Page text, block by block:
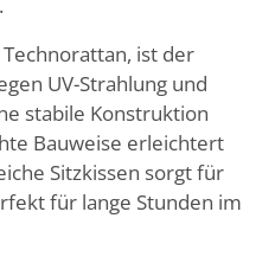
ist der
UV-Strahlung und
stabile Konstruktion
Bauweise erleichtert
Sitzkissen sorgt für
für lange Stunden im